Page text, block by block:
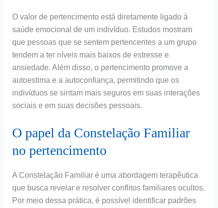
O valor de pertencimento está diretamente ligado à
saúde emocional de um indivíduo. Estudos mostram
que pessoas que se sentem pertencentes a um grupo
tendem a ter níveis mais baixos de estresse e
ansiedade. Além disso, o pertencimento promove a
autoestima e a autoconfiança, permitindo que os
indivíduos se sintam mais seguros em suas interações
sociais e em suas decisões pessoais.
O papel da Constelação Familiar
no pertencimento
A Constelação Familiar é uma abordagem terapêutica
que busca revelar e resolver conflitos familiares ocultos.
Por meio dessa prática, é possível identificar padrões